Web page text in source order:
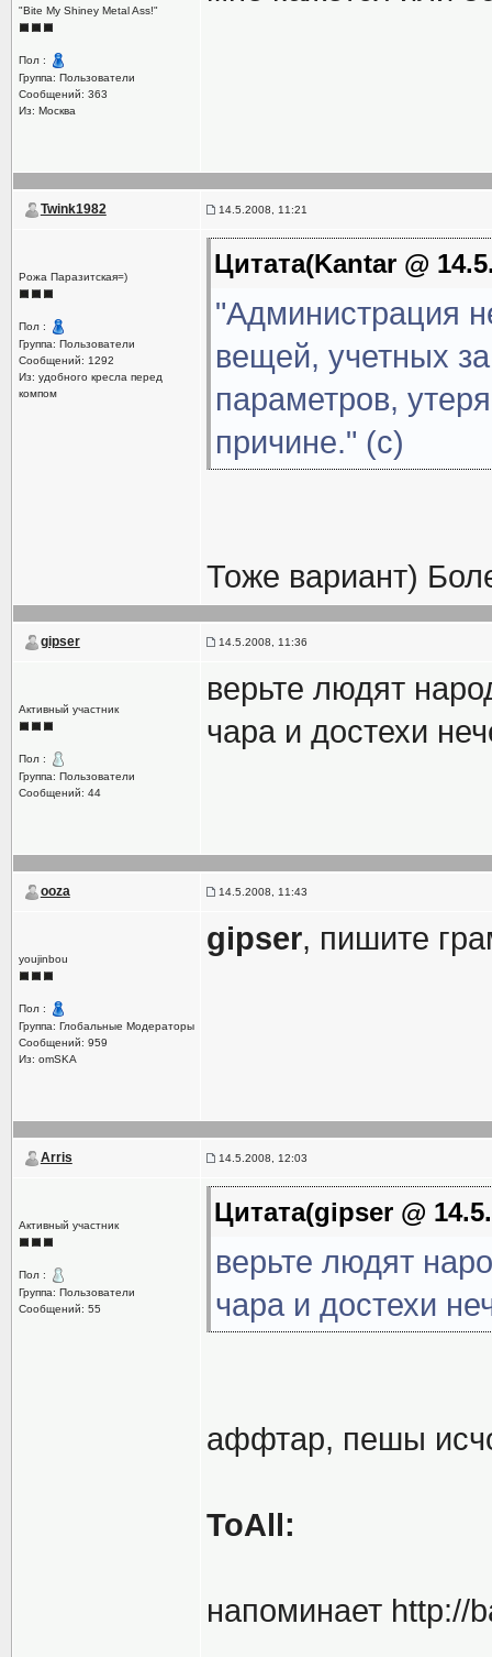
"Bite My Shiney Metal Ass!"
Пол :
Группа: Пользователи
Сообщений: 363
Из: Москва
Twink1982 14.5.2008, 11:21
Рожа Паразитская=)
Пол :
Группа: Пользователи
Сообщений: 1292
Из: удобного кресла перед
компом
Цитата(Kantar @
"Администрация
вещей, учетных
параметров,
причине." (с)
Тоже вариант)
gipser 14.5.2008, 11:36
Активный участник
Пол :
Группа: Пользователи
Сообщений: 44
верьте людят
чара и достехи
ooza 14.5.2008, 11:43
youjinbou
Пол :
Группа: Глобальные Модераторы
Сообщений: 959
Из: omSKA
gipser, пишите
Arris 14.5.2008, 12:03
Активный участник
Пол :
Группа: Пользователи
Сообщений: 55
Цитата(gipser @
верьте людят
чара и достехи
аффтар, пешы
ToAll:
напоминает http://